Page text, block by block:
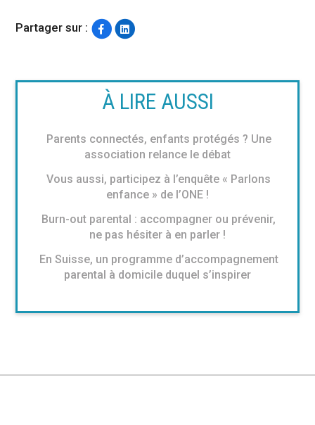
Partager sur :
À LIRE AUSSI
Parents connectés, enfants protégés ? Une
association relance le débat
Vous aussi, participez à l’enquête « Parlons
enfance » de l’ONE !
Burn-out parental : accompagner ou prévenir,
ne pas hésiter à en parler !
En Suisse, un programme d’accompagnement
parental à domicile duquel s’inspirer